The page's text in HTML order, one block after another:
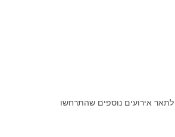
אירועים נוספים שהתרחשו